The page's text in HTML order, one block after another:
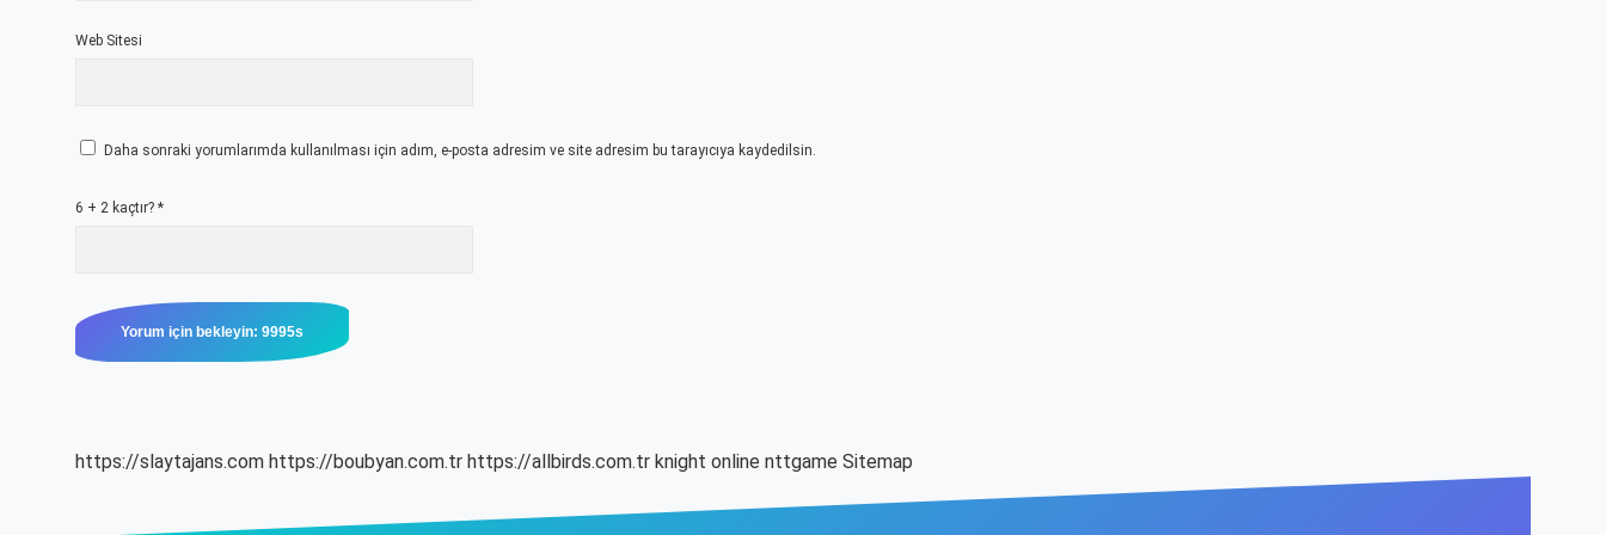
Web Sitesi
Daha sonraki yorumlarımda kullanılması için adım, e-posta adresim ve site adresim bu tarayıcıya kaydedilsin.
6 + 2 kaçtır? *
https://slaytajans.com https://boubyan.com.tr https://allbirds.com.tr knight online nttgame Sitemap